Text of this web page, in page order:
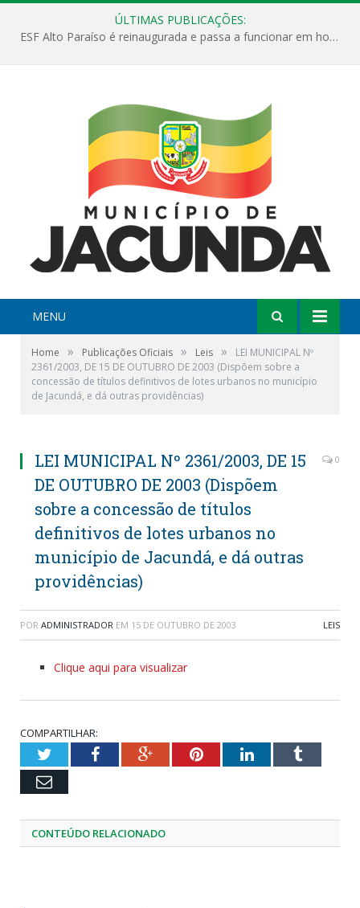
ÚLTIMAS PUBLICAÇÕES:
ESF Alto Paraíso é reinaugurada e passa a funcionar em horário estendido
MENU
Home » Publicações Oficiais » Leis »
LEI MUNICIPAL Nº
2361/2003, DE 15 DE OUTUBRO DE 2003 (Dispõem sobre a
concessão de títulos definitivos de lotes urbanos no município
de Jacundá, e dá outras providências)
LEI MUNICIPAL Nº 2361/2003, DE 15
DE OUTUBRO DE 2003 (Dispõem
sobre a concessão de títulos
definitivos de lotes urbanos no
município de Jacundá, e dá outras
providências)
0
POR ADMINISTRADOR EM 15 DE OUTUBRO DE 2003 LEIS
Clique aqui para visualizar
COMPARTILHAR:
TwitterFacebookGoogle+PinterestLinkedInTumblr
Email
CONTEÚDO RELACIONADO